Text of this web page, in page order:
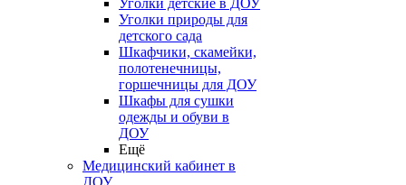
Уголки детские в ДОУ
Уголки природы для
детского сада
Шкафчики, скамейки,
полотенечницы,
горшечницы для ДОУ
Шкафы для сушки
одежды и обуви в
ДОУ
Ещё
Медицинский кабинет в
ДОУ